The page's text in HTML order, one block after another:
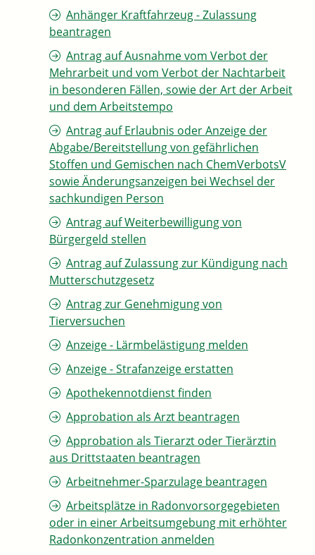
Anhänger Kraftfahrzeug - Zulassung
beantragen
Antrag auf Ausnahme vom Verbot der
Mehrarbeit und vom Verbot der Nachtarbeit
in besonderen Fällen, sowie der Art der Arbeit
und dem Arbeitstempo
Antrag auf Erlaubnis oder Anzeige der
Abgabe/Bereitstellung von gefährlichen
Stoffen und Gemischen nach ChemVerbotsV
sowie Änderungsanzeigen bei Wechsel der
sachkundigen Person
Antrag auf Weiterbewilligung von
Bürgergeld stellen
Antrag auf Zulassung zur Kündigung nach
Mutterschutzgesetz
Antrag zur Genehmigung von
Tierversuchen
Anzeige - Lärmbelästigung melden
Anzeige - Strafanzeige erstatten
Apothekennotdienst finden
Approbation als Arzt beantragen
Approbation als Tierarzt oder Tierärztin
aus Drittstaaten beantragen
Arbeitnehmer-Sparzulage beantragen
Arbeitsplätze in Radonvorsorgegebieten
oder in einer Arbeitsumgebung mit erhöhter
Radonkonzentration anmelden